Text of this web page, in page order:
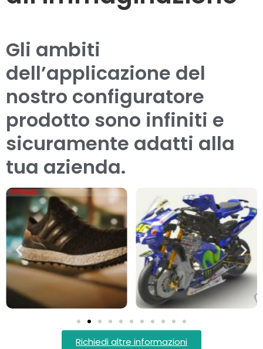
Gli ambiti
dell’applicazione del
nostro configuratore
prodotto sono infiniti e
sicuramente adatti alla
tua azienda.
Richiedi altre informazioni